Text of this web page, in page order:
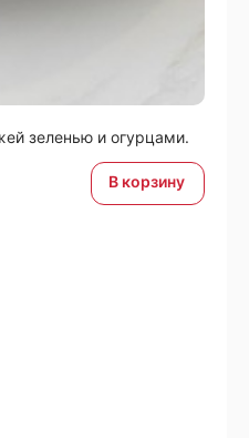
зеленью и огурцами.
В корзину